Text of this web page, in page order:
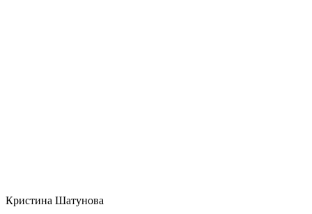
Кристина Шатунова